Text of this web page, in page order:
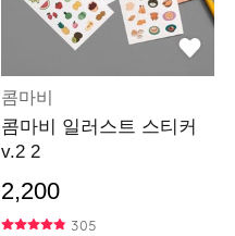
콤마비
콤마비 일러스트 스티커
v.2 2
2,200
305